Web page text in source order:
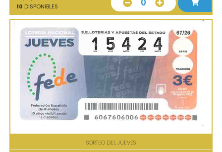
10 DISPONIBLES 0
SORTEO DEL JUEVES